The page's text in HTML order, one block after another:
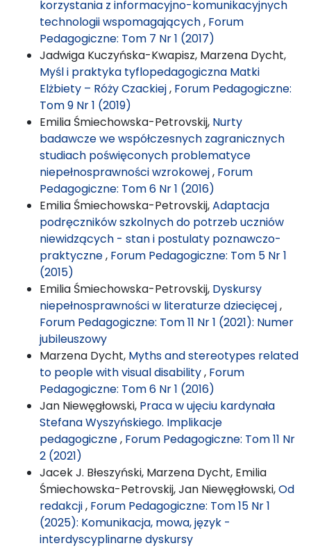
korzystania z informacyjno-komunikacyjnych
technologii wspomagających, Forum
Pedagogiczne: Tom 7 Nr 1 (2017)
Jadwiga Kuczyńska-Kwapisz, Marzena Dycht,
Myśl i praktyka tyflopedagogiczna Matki
Elżbiety – Róży Czackiej, Forum Pedagogiczne:
Tom 9 Nr 1 (2019)
Emilia Śmiechowska-Petrovskij, Nurty
badawcze we współczesnych zagranicznych
studiach poświęconych problematyce
niepełnosprawności wzrokowej, Forum
Pedagogiczne: Tom 6 Nr 1 (2016)
Emilia Śmiechowska-Petrovskij,Adaptacja
podręczników szkolnych do potrzeb uczniów
niewidzących - stan i postulaty poznawczo-
praktyczne, Forum Pedagogiczne: Tom 5 Nr 1
(2015)
Emilia Śmiechowska-Petrovskij, Dyskursy
niepełnosprawności w literaturze dziecięcej,
Forum Pedagogiczne: Tom 11 Nr 1 (2021): Numer
jubileuszowy
Marzena Dycht, Myths and stereotypes related
to people with visual disability, Forum
Pedagogiczne: Tom 6 Nr 1 (2016)
Jan Niewęgłowski, Praca w ujęciu kardynała
Stefana Wyszyńskiego. Implikacje
pedagogiczne, Forum Pedagogiczne: Tom 11 Nr
2 (2021)
Jacek J. Błeszyński, Marzena Dycht, Emilia
Śmiechowska-Petrovskij, Jan Niewęgłowski,Od
redakcji, Forum Pedagogiczne: Tom 15 Nr 1
(2025): Komunikacja, mowa, język -
interdyscyplinarne dyskursy